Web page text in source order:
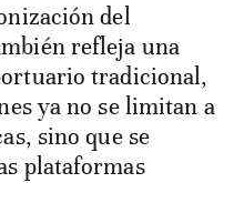
del
refleja una
tradicional,
ya no se limitan a
sino que se
plataformas